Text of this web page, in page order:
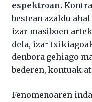
espektroan.
bestean azaldu
izar masiboen
dela, izar
denbora gehiago
bederen, kontuak
Fenomenoaren